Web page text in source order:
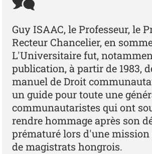
Guy ISAAC, le Professeur, le
Recteur Chancelier, en
L'Universitaire fut,
publication, à partir de 1983,
manuel de Droit
un guide pour toute une
communautaristes qui ont
rendre hommage après son
prématuré lors d'une
de magistrats hongrois.